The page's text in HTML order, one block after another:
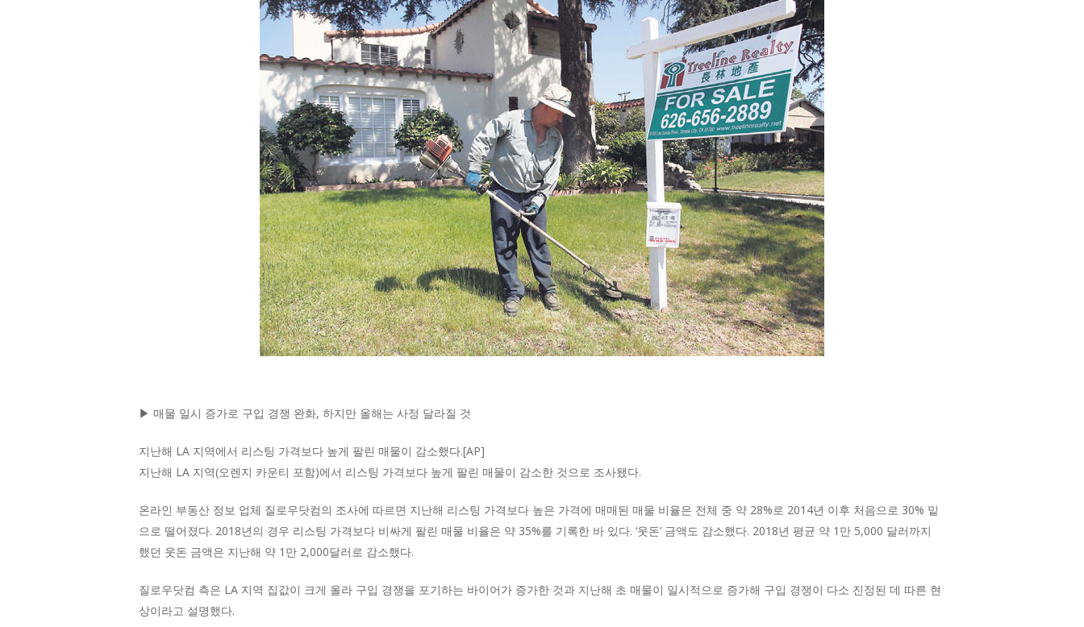
▶ 매물 일시 증가로 구입 경쟁 완화, 하지만 올해는 사정 달라질 것
지난해 LA 지역에서 리스팅 가격보다 높게 팔린 매물이 감소했다.[AP]
지난해 LA 지역(오렌지 카운티 포함)에서 리스팅 가격보다 높게 팔린 매물이 감소한 것으로 조사됐다.
온라인 부동산 정보 업체 질로우닷컴의 조사에 따르면 지난해 리스팅 가격보다 높은 가격에 매매된 매물 비율은 전체 중 약 28%로 2014년 이후 처음으로 30% 밑
으로 떨어졌다. 2018년의 경우 리스팅 가격보다 비싸게 팔린 매물 비율은 약 35%를 기록한 바 있다. ‘웃돈’ 금액도 감소했다. 2018년 평균 약 1만 5,000 달러까지
했던 웃돈 금액은 지난해 약 1만 2,000달러로 감소했다.
질로우닷컴 측은 LA 지역 집값이 크게 올라 구입 경쟁을 포기하는 바이어가 증가한 것과 지난해 초 매물이 일시적으로 증가해 구입 경쟁이 다소 진정된 데 따른 현
상이라고 설명했다.